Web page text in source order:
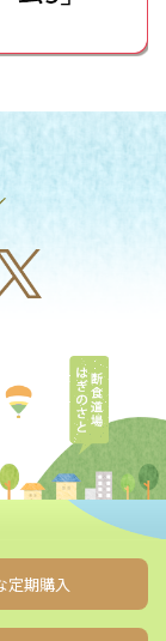
定期購入